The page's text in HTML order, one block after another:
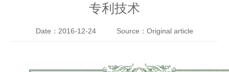
专利技术
Date：2016-12-24 Source：Original article